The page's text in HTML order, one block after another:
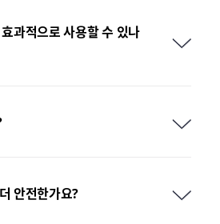
과적으로 사용할 수 있나
안전한가요?